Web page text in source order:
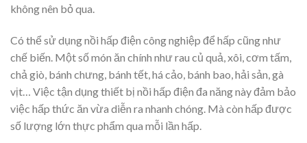
không nên bỏ qua.
Có thể sử dụng nồi hấp điện công nghiệp để hấp cũng như
chế biến. Một số món ăn chính như rau củ quả, xôi, cơm tấm,
chả giò, bánh chưng, bánh tết, há cảo, bánh bao, hải sản, gà
vịt… Việc tận dụng thiết bị nồi hấp điện đa năng này đảm bảo
việc hấp thức ăn vừa diễn ra nhanh chóng. Mà còn hấp được
số lượng lớn thực phẩm qua mỗi lần hấp.